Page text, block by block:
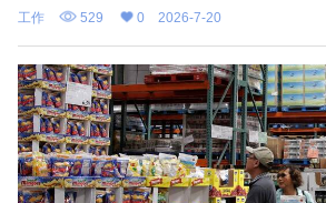
到的是請特休而非病假，讓原po十分不解，
障勞工的權益，貼文一出
工作 529 0 2026-7-20